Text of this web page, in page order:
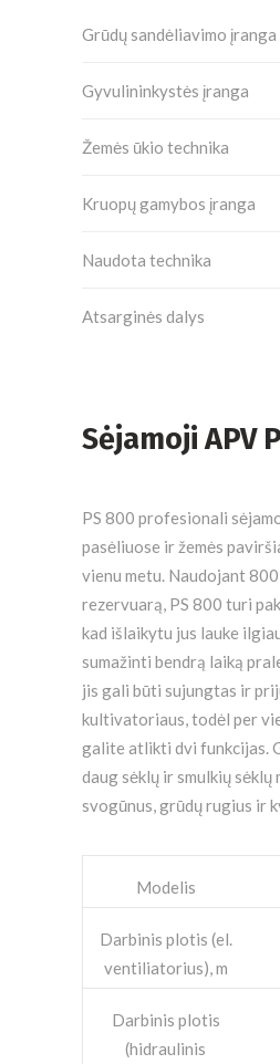
Grūdų sandėliavimo įranga
Gyvulininkystės įranga
Žemės ūkio technika
Kruopų gamybos įranga
Naudota technika
Atsarginės dalys
Sėjamoji APV
PS 800 profesionali
pasėliuose ir žemės
vienu metu. Naudojant
rezervuarą, PS 800 turi
kad išlaikytu jus lauke
sumažinti bendrą laiką
jis gali būti sujungtas ir
kultivatoriaus, todėl per
galite atlikti dvi funkcijas.
daug sėklų ir smulkių sėklų
svogūnus, grūdų rugius ir
Modelis
Darbinis plotis (el.
ventiliatorius), m
Darbinis plotis
(hidraulinis